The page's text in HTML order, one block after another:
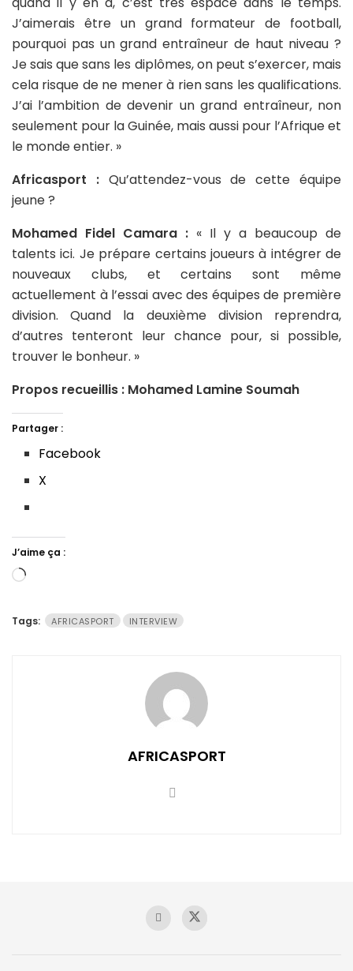
J’aimerais être un grand formateur de football,
pourquoi pas un grand entraîneur de haut niveau ?
Je sais que sans les diplômes, on peut s’exercer, mais
cela risque de ne mener à rien sans les qualifications.
J’ai l’ambition de devenir un grand entraîneur, non
seulement pour la Guinée, mais aussi pour l’Afrique et
le monde entier. »
Africasport : Qu’attendez-vous de cette équipe
jeune ?
Mohamed Fidel Camara : « Il y a beaucoup de
talents ici. Je prépare certains joueurs à intégrer de
nouveaux clubs, et certains sont même
actuellement à l’essai avec des équipes de première
division. Quand la deuxième division reprendra,
d’autres tenteront leur chance pour, si possible,
trouver le bonheur. »
Propos recueillis : Mohamed Lamine Soumah
Partager :
Facebook
X
J’aime ça :
Chargement…
Tags: AFRICASPORT INTERVIEW
AFRICASPORT